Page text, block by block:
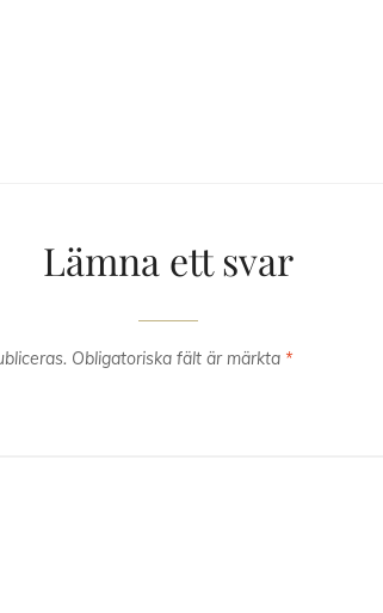
Lämna ett svar
Obligatoriska fält är märkta *